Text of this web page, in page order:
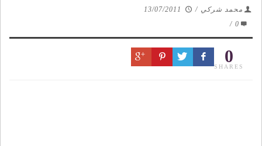
محمد شركي /
13/07/2011
0
/
0
SHARES